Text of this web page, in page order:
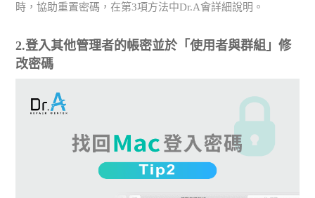
時，協助重置密碼，在第3項方法中Dr.A會詳細說明。
2.登入其他管理者的帳密並於「使用者與群組」修
改密碼